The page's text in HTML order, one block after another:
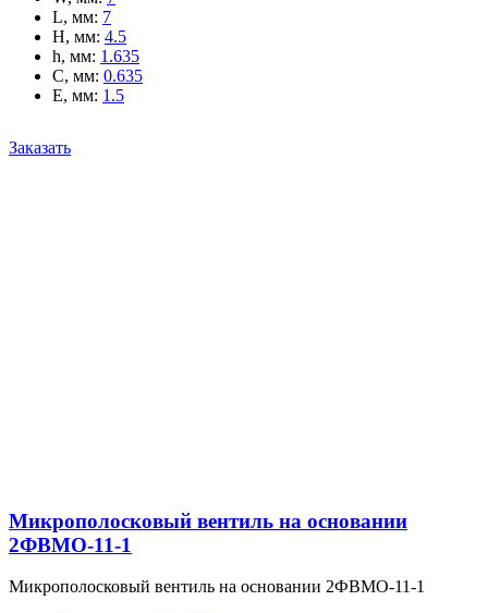
L, мм: 7
H, мм: 4.5
h, мм: 1.635
C, мм: 0.635
E, мм: 1.5
Заказать
Микрополосковый вентиль на основании
2ФВМO-11-1
Микрополосковый вентиль на основании 2ФВМO-11-1